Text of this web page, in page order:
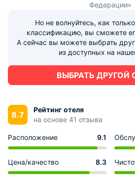
Федерации»
Но не волнуйтесь, как
классификацию, вы сможете
А сейчас вы можете выбрать
из доступных на
ВЫБРАТЬ ДРУГОЙ
8.7
Рейтинг отеля
на основе 41 отзыва
Расположение 9.1
Цена/качество 8.3